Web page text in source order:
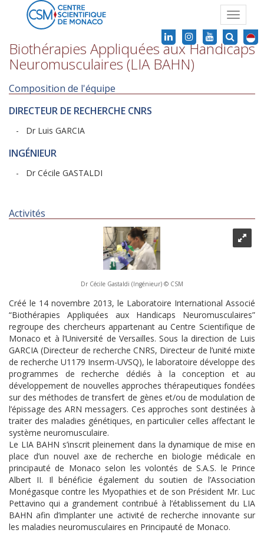
Toggle
Biothérapies Appliquées aux Handicaps
Neuromusculaires (LIA BAHN)
Composition de l'équipe
DIRECTEUR DE RECHERCHE CNRS
- Dr Luis GARCIA
INGÉNIEUR
- Dr Cécile GASTALDI
Activités
Dr Cécile Gastaldi (Ingénieur) © CSM
Créé le 14 novembre 2013, le Laboratoire International Associé
“Biothérapies Appliquées aux Handicaps Neuromusculaires”
regroupe des chercheurs appartenant au Centre Scientifique de
Monaco et à l’Université de Versailles. Sous la direction de Luis
GARCIA (Directeur de recherche CNRS, Directeur de l’unité mixte
de recherche U1179 Inserm-UVSQ), le laboratoire développe des
programmes de recherche dédiés à la conception et au
développement de nouvelles approches thérapeutiques fondées
sur des méthodes de transfert de gènes et/ou de modulation de
l’épissage des ARN messagers. Ces approches sont destinées à
traiter des maladies génétiques, en particulier celles affectant le
système neuromusculaire.
Le LIA BAHN s’inscrit pleinement dans la dynamique de mise en
place d’un nouvel axe de recherche en biologie médicale en
principauté de Monaco selon les volontés de S.A.S. le Prince
Albert II. Il bénéficie également du soutien de l’Association
Monégasque contre les Myopathies et de son Président Mr. Luc
Pettavino qui a grandement contribué à l’établissement du LIA
BAHN afin d’implanter une activité de recherche innovante sur
les maladies neuromusculaires en Principauté de Monaco.